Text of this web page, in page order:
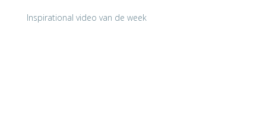
Inspirational video van de week